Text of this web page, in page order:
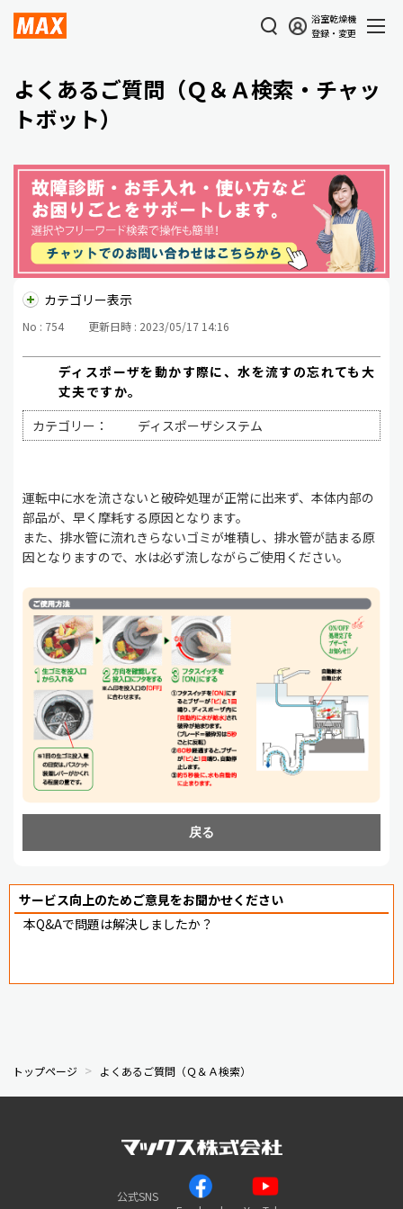
浴室乾燥機
登録・変更
よくあるご質問（Ｑ＆Ａ検索・チャッ
トボット）
カテゴリー表示
No : 754 更新日時 : 2023/05/17 14:16
ディスポーザを動かす際に、水を流すの忘れても大
丈夫ですか。
カテゴリー：
ディスポーザシステム
運転中に水を流さないと破砕処理が正常に出来ず、本体内部の
部品が、早く摩耗する原因となります。
また、排水管に流れきらないゴミが堆積し、排水管が詰まる原
因となりますので、水は必ず流しながらご使用ください。
戻る
サービス向上のためご意見をお聞かせください
本Q&Aで問題は解決しましたか？
トップページ よくあるご質問（Ｑ＆Ａ検索）
公式SNS